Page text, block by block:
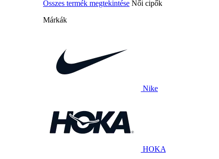
Összes termék megtekintése Női cipők
Márkák
Nike
HOKA